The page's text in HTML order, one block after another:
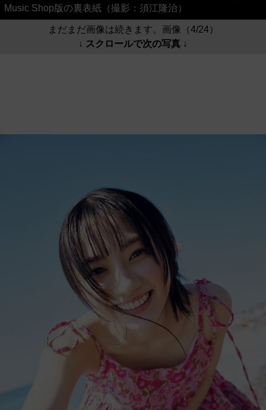
Music Shop版の裏表紙（撮影：須江隆治）
まだまだ画像は続きます。画像（4/24）
↓ スクロールで次の写真 ↓